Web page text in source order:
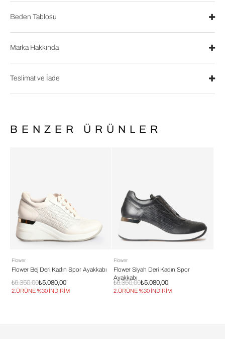
Beden Tablosu
Marka Hakkında
Teslimat ve İade
BENZER ÜRÜNLER
Flower
Flower Bej Deri Kadın Spor Ayakkabı
₺5.080,00
₺6.350,00
2.ÜRÜNE %30 İNDİRİM
Flower
Flower Siyah Deri Kadın Spor
Ayakkabı
₺5.080,00
₺6.350,00
2.ÜRÜNE %30 İNDİRİM